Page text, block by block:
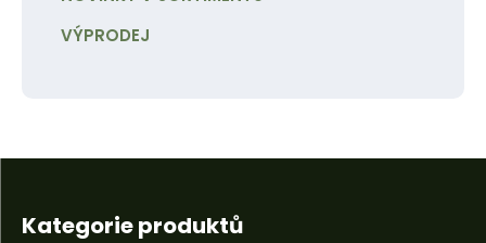
VÝPRODEJ
Kategorie produktů